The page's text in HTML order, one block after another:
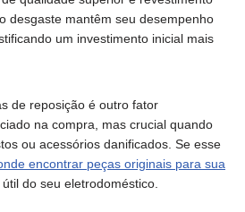
desgaste mantêm seu desempenho
um investimento inicial mais
de reposição é outro fator
na compra, mas crucial quando
ou acessórios danificados. Se esse
encontrar peças originais para sua
do seu eletrodoméstico.